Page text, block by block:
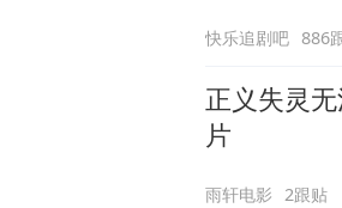
快乐追剧吧 886
正义失灵
片
雨轩电影 2跟贴